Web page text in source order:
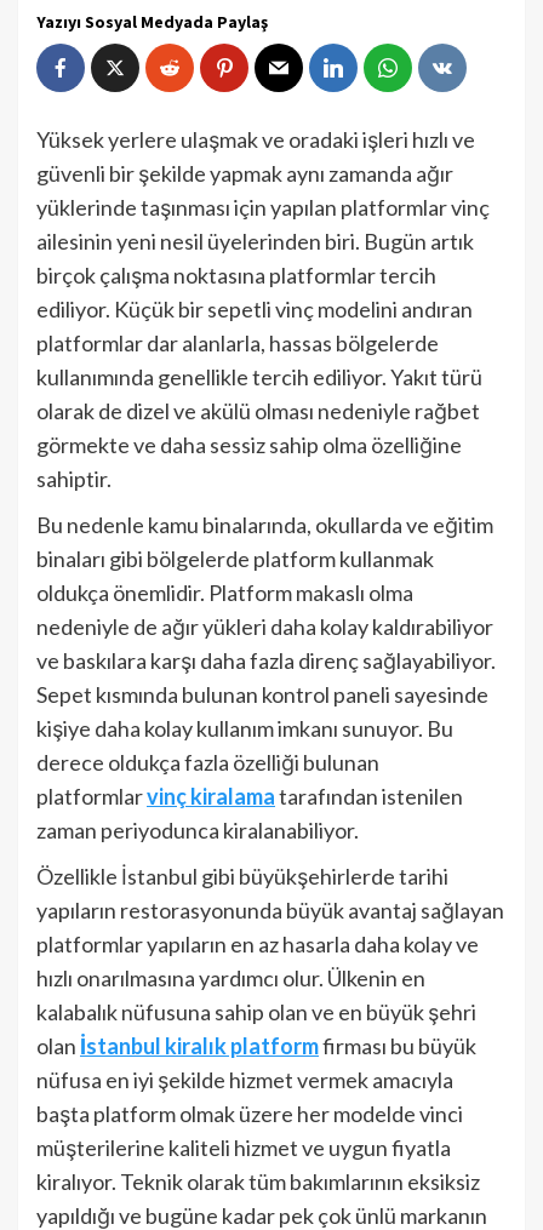
Yazıyı Sosyal Medyada Paylaş
Yüksek yerlere ulaşmak ve oradaki işleri hızlı ve
güvenli bir şekilde yapmak aynı zamanda ağır
yüklerinde taşınması için yapılan platformlar vinç
ailesinin yeni nesil üyelerinden biri. Bugün artık
birçok çalışma noktasına platformlar tercih
ediliyor. Küçük bir sepetli vinç modelini andıran
platformlar dar alanlarla, hassas bölgelerde
kullanımında genellikle tercih ediliyor. Yakıt türü
olarak de dizel ve akülü olması nedeniyle rağbet
görmekte ve daha sessiz sahip olma özelliğine
sahiptir.
Bu nedenle kamu binalarında, okullarda ve eğitim
binaları gibi bölgelerde platform kullanmak
oldukça önemlidir. Platform makaslı olma
nedeniyle de ağır yükleri daha kolay kaldırabiliyor
ve baskılara karşı daha fazla direnç sağlayabiliyor.
Sepet kısmında bulunan kontrol paneli sayesinde
kişiye daha kolay kullanım imkanı sunuyor. Bu
derece oldukça fazla özelliği bulunan
platformlarvinç kiralamatarafından istenilen
zaman periyodunca kiralanabiliyor.
Özellikle İstanbul gibi büyükşehirlerde tarihi
yapıların restorasyonunda büyük avantaj sağlayan
platformlar yapıların en az hasarla daha kolay ve
hızlı onarılmasına yardımcı olur. Ülkenin en
kalabalık nüfusuna sahip olan ve en büyük şehri
olan İstanbul kiralık platformfirması bu büyük
nüfusa en iyi şekilde hizmet vermek amacıyla
başta platform olmak üzere her modelde vinci
müşterilerine kaliteli hizmet ve uygun fiyatla
kiralıyor. Teknik olarak tüm bakımlarının eksiksiz
yapıldığı ve bugüne kadar pek çok ünlü markanın